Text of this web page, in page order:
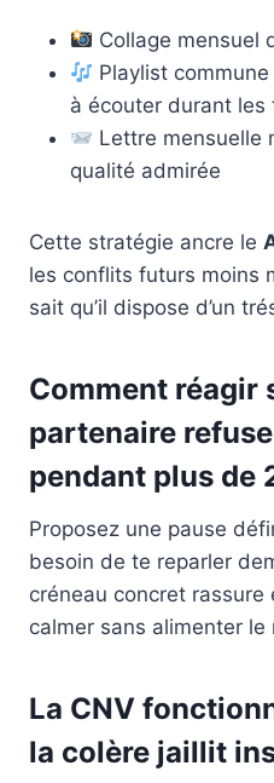
Collage mensuel
Playlist commune
à écouter durant les
Lettre mensuelle
qualité admirée
Cette stratégie ancre le
les conflits futurs moins
sait qu’il dispose d’un
Comment réagir
partenaire
pendant plus de
Proposez une pause
besoin de te reparler
créneau concret rassure
calmer sans alimenter le
La CNV
la colère jaillit